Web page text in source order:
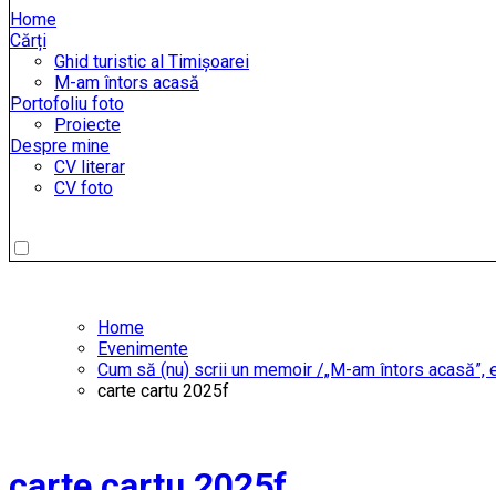
Home
Cărți
Ghid turistic al Timișoarei
M-am întors acasă
Portofoliu foto
Proiecte
Despre mine
CV literar
CV foto
Home
Evenimente
Cum să (nu) scrii un memoir /„M-am întors acasă”,
carte cartu 2025f